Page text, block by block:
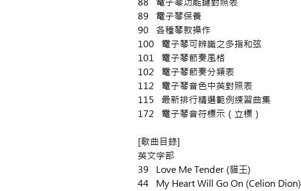
89 電子琴保養
90 各種琴款操作
100 電子琴可辨識之多指和弦
101 電子琴節奏風格
102 電子琴節奏分類表
112 電子琴音色中英對照表
115 最新排行精選範例練習曲集
172 電子琴音符標示（立標）
[歌曲目錄]
英文字部
39 Love Me Tender (貓王)
44 My Heart Will Go On (Celion Dion)